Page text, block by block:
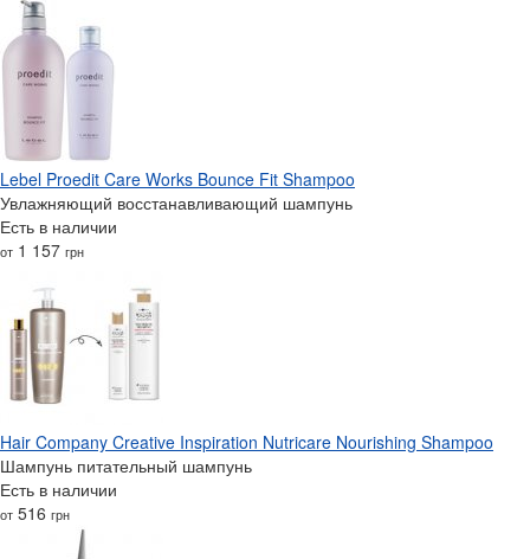
Lebel Proedit Care Works Bounce Fit Shampoo
Увлажняющий восстанавливающий шампунь
Есть в наличии
от 1 157 грн
Hair Company Creative Inspiration Nutricare Nourishing Shampoo
Шампунь питательный шампунь
Есть в наличии
от 516 грн